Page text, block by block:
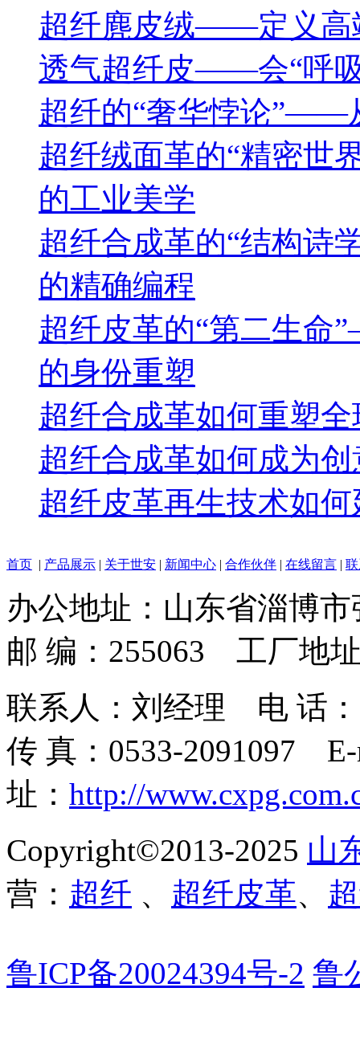
超纤麂皮绒——定义高
透气超纤皮——会“呼
超纤的“奢华悖论”——
超纤绒面革的“精密
的工业美学
超纤合成革的“结构
的精确编程
超纤皮革的“第二生
的身份重塑
超纤合成革如何重塑
超纤合成革如何成为
超纤皮革再生技术如
首页 | 产品展示 | 关于世安 | 新闻中心 | 合作伙伴 | 在线留言 |
办公地址：山东省淄博
邮 编：255063 工厂地
联系人：刘经理 电 话：
传 真：0533-2091097
址： http://
Copyright©2013-2025 山
营： 超纤 、 超纤皮革、
鲁ICP备20024394号-2 鲁